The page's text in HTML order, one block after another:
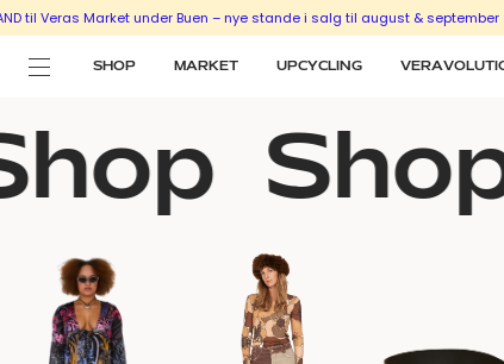
Market under Buen – nye stande i salg til august & september <333
SHOP MARKET UPCYCLING
Shop